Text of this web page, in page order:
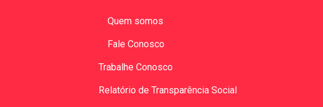
Quem somos
Fale Conosco
Trabalhe Conosco
Relatório de Transparência Social